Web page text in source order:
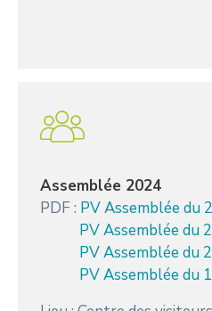
Assemblée 2024
PDF : PV Assemblée du
PV Assemblée du
PV Assemblée du
PV Assemblée du